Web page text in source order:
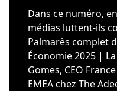
Dans ce numéro,
médias luttent-ils
Palmarès complet
Économie 2025 |
Gomes, CEO
EMEA chez The